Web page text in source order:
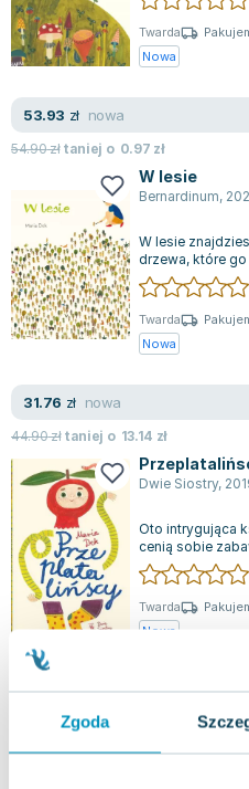
Zgoda
Barbara Wrzesińska
Terry Pratchett
Ajahn Brahm
Lucinda Riley
Jacek Walkiewicz
Twarda
Nowa
53.93 zł nowa
54.90złtaniej o 0.97 zł
W lesie
Bernardinum,
W lesie
drzewa, które go
podążając za
Twarda
Nowa
31.76 zł nowa
44.90złtaniej o 13.14 zł
Dwie Siostry,
Oto intrygująca
cenią sobie
Przeplatalińscy
Twarda
Nowa
29.24zł nowa
złtaniej o
Ole.